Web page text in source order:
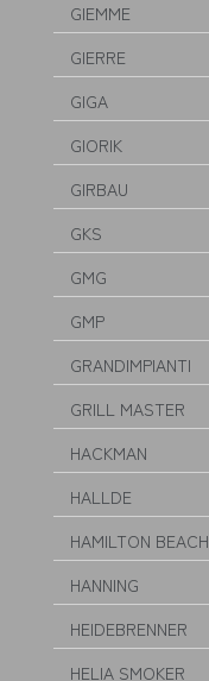
GIEMME
GIERRE
GIGA
GIORIK
GIRBAU
GKS
GMG
GMP
GRANDIMPIANTI
GRILL MASTER
HACKMAN
HALLDE
HAMILTON BEACH
HANNING
HEIDEBRENNER
HELIA SMOKER